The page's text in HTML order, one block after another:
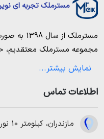
مسترملک تجربه ای
مسترملک
از سال
مجموعه مسترملک معتقدیم،
عامل پیروزی و موفقیت در
مشتریانمان به ارمغان
مازندران خرید و فروش ملک
،خرید زمین در نور ، خرید
خرید زمین در رویان خرید
نمایش بیشتر...
اطلاعات تماس
مازندران، کیلومتر 10 نور به چمستان